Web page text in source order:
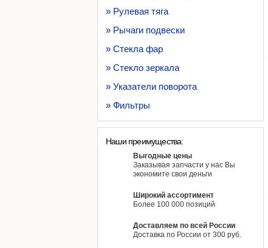
» Рулевая тяга
» Рычаги подвески
» Стекла фар
» Стекло зеркала
» Указатели поворота
» Фильтры
Наши преимущества:
Выгодные цены
Заказывая запчасти у нас Вы
экономите свои деньги
Широкий ассортимент
Более 100 000 позиций
Доставляем по всей России
Доставка по России от 300 руб.